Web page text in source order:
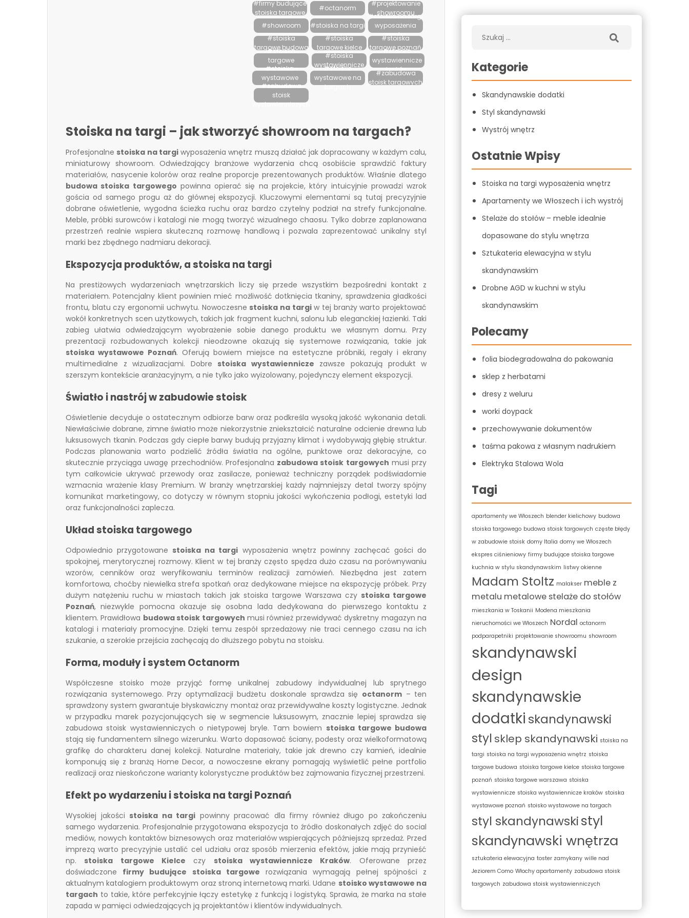
#firmy budujące
stoiska targowe
#octanorm
#projektowanie
showroomu
#showroom
#stoiska na targi
#stoiska na targi
wyposażenia
wnętrz
#stoiska
targowe budowa
#stoiska
targowe kielce
#stoiska
targowe poznań
#stoiska
targowe
warszawa
#stoiska
wystawiennicze
#stoiska
wystawiennicze
kraków
#stoiska
wystawowe
poznań
#stoisko
wystawowe na
targach
#zabudowa
stoisk targowych
#zabudowa
stoisk
wystawienniczych
Stoiska na targi – jak stworzyć showroom na targach?
Profesjonalne stoiska na targiwyposażenia wnętrz muszą działać jak dopracowany w każdym calu,
miniaturowy showroom. Odwiedzający branżowe wydarzenia chcą osobiście sprawdzić faktury
materiałów, nasycenie kolorów oraz realne proporcje prezentowanych produktów. Właśnie dlatego
budowa stoiska targowego powinna opierać się na projekcie, który intuicyjnie prowadzi wzrok
gościa od samego progu aż do głównej ekspozycji. Kluczowymi elementami są tutaj precyzyjnie
dobrane oświetlenie, wygodna ścieżka ruchu oraz bardzo czytelny podział na strefy funkcjonalne.
Meble, próbki surowców i katalogi nie mogą tworzyć wizualnego chaosu. Tylko dobrze zaplanowana
przestrzeń realnie wspiera skuteczną rozmowę handlową i pozwala zaprezentować unikalny styl
marki bez zbędnego nadmiaru dekoracji.
Ekspozycja produktów, a stoiska na targi
Na prestiżowych wydarzeniach wnętrzarskich liczy się przede wszystkim bezpośredni kontakt z
materiałem. Potencjalny klient powinien mieć możliwość dotknięcia tkaniny, sprawdzenia gładkości
frontu, blatu czy ergonomii uchwytu. Nowoczesne stoiska na targiw tej branży warto projektować
wokół konkretnych scen użytkowych, takich jak fragment kuchni, salonu lub eleganckiej łazienki. Taki
zabieg ułatwia odwiedzającym wyobrażenie sobie danego produktu we własnym domu. Przy
prezentacji rozbudowanych kolekcji nieodzowne okazują się systemowe rozwiązania, takie jak
stoiska wystawowe Poznań. Oferują bowiem miejsce na estetyczne próbniki, regały i ekrany
multimedialne z wizualizacjami. Dobre stoiska wystawiennicze zawsze pokazują produkt w
szerszym kontekście aranżacyjnym, a nie tylko jako wyizolowany, pojedynczy element ekspozycji.
Światło i nastrój w zabudowie stoisk
Oświetlenie decyduje o ostatecznym odbiorze barw oraz podkreśla wysoką jakość wykonania detali.
Niewłaściwie dobrane, zimne światło może niekorzystnie zniekształcić naturalne odcienie drewna lub
luksusowych tkanin. Podczas gdy ciepłe barwy budują przyjazny klimat i wydobywają głębię struktur.
Podczas planowania warto podzielić źródła światła na ogólne, punktowe oraz dekoracyjne, co
skutecznie przyciąga uwagę przechodniów. Profesjonalna zabudowa stoisk targowych musi przy
tym całkowicie ukrywać przewody oraz zasilacze, ponieważ techniczny porządek podświadomie
wzmacnia wrażenie klasy Premium. W branży wnętrzarskiej każdy najmniejszy detal tworzy spójny
komunikat marketingowy, co dotyczy w równym stopniu jakości wykończenia podłogi, estetyki lad
oraz funkcjonalności zaplecza.
Układ stoiska targowego
Odpowiednio przygotowane stoiska na targi wyposażenia wnętrz powinny zachęcać gości do
spokojnej, merytorycznej rozmowy. Klient w tej branży często spędza dużo czasu na porównywaniu
wzorów, cenników oraz weryfikowaniu terminów realizacji zamówień. Niezbędna jest zatem
komfortowa, choćby niewielka strefa spotkań oraz dedykowane miejsce na ekspozycję próbek. Przy
dużym natężeniu ruchu w miastach takich jak stoiska targowe Warszawa czy stoiska targowe
Poznań, niezwykle pomocna okazuje się osobna lada dedykowana do pierwszego kontaktu z
klientem. Prawidłowa budowa stoisk targowych musi również przewidywać dyskretny magazyn na
katalogi i materiały promocyjne. Dzięki temu zespół sprzedażowy nie traci cennego czasu na ich
szukanie, a szerokie przejścia zachęcają do dłuższego pobytu na stoisku.
Forma, moduły i system Octanorm
Współczesne stoisko może przyjąć formę unikalnej zabudowy indywidualnej lub sprytnego
rozwiązania systemowego. Przy optymalizacji budżetu doskonale sprawdza się octanorm– ten
sprawdzony system gwarantuje błyskawiczny montaż oraz przewidywalne koszty logistyczne. Jednak
w przypadku marek pozycjonujących się w segmencie luksusowym, znacznie lepiej sprawdza się
zabudowa stoisk wystawienniczych o nietypowej bryle. Tam bowiem stoiska targowe budowa
stają się fundamentem silnego wizerunku. Warto dopasować ściany, podesty oraz wielkoformatową
grafikę do charakteru danej kolekcji. Naturalne materiały, takie jak drewno czy kamień, idealnie
komponują się z branżą Home Decor, a nowoczesne ekrany pomagają wyświetlić pełne portfolio
realizacji oraz nieskończone warianty kolorystyczne produktów bez zajmowania fizycznej przestrzeni.
Efekt po wydarzeniu i stoiska na targi Poznań
Wysokiej jakości stoiska na targi powinny pracować dla firmy również długo po zakończeniu
samego wydarzenia. Profesjonalnie przygotowana ekspozycja to źródło doskonałych zdjęć do social
mediów, nowych kontaktów biznesowych oraz materiałów wspierających późniejszą sprzedaż. Przed
imprezą warto precyzyjnie ustalić cel udziału oraz sposób mierzenia efektów, jakie mają przynieść
np. stoiska targowe Kielce czy stoiska wystawiennicze Kraków. Oferowane przez
doświadczone firmy budujące stoiska targowe rozwiązania wymagają pełnej spójności z
aktualnym katalogiem produktowym oraz stroną internetową marki. Udane stoisko wystawowe na
targach to takie, które perfekcyjnie łączy estetykę z funkcją i logistyką. Sprawia, że marka na stałe
zapada w pamięci odwiedzających ją projektantów i klientów indywidualnych.
Kategorie
Skandynawskie dodatki
Styl skandynawski
Wystrój wnętrz
Ostatnie Wpisy
Stoiska na targi wyposażenia wnętrz
Apartamenty we Włoszech i ich wystrój
Stelaże do stołów – meble idealnie
dopasowane do stylu wnętrza
Sztukateria elewacyjna w stylu
skandynawskim
Drobne AGD w kuchni w stylu
skandynawskim
Polecamy
folia biodegradowalna do pakowania
sklep z herbatami
dresy z weluru
worki doypack
przechowywanie dokumentów
taśma pakowa z własnym nadrukiem
Elektryka Stalowa Wola
Tagi
apartamenty we Włoszech blender kielichowy budowa
stoiska targowego budowa stoisk targowych częste błędy
w zabudowie stoisk domy Italia domy we Włoszech
ekspres ciśnieniowy firmy budujące stoiska targowe
kuchnia w stylu skandynawskim listwy okienne
Madam Stoltz malakser meble z
metalu metalowe stelaże do stołów
mieszkania w Toskanii Modena mieszkania
nieruchomości we Włoszech Nordal octanorm
podparapetniki projektowanie showroomu showroom
skandynawski
design
skandynawskie
dodatki skandynawski
styl sklep skandynawski stoiska na
targi stoiska na targi wyposażenia wnętrz stoiska
targowe budowa stoiska targowe kielce stoiska targowe
poznań stoiska targowe warszawa stoiska
wystawiennicze stoiska wystawiennicze kraków stoiska
wystawowe poznań stoisko wystawowe na targach
styl skandynawskistyl
skandynawski wnętrza
sztukateria elewacyjna toster zamykany wille nad
Jeziorem Como Włochy apartamenty zabudowa stoisk
targowych zabudowa stoisk wystawienniczych